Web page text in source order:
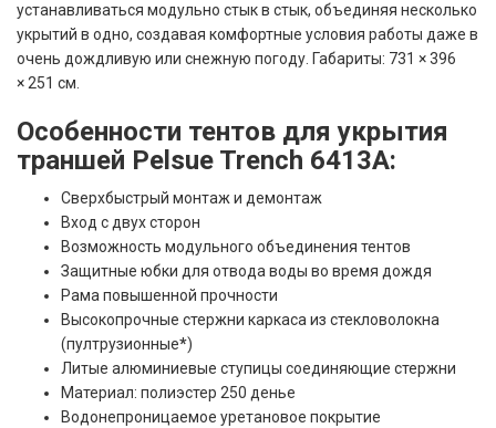
устанавливаться модульно стык в стык, объединяя несколько
укрытий в одно, создавая комфортные условия работы даже в
очень дождливую или снежную погоду. Габариты: 731 × 396
× 251 см.
Особенности тентов для укрытия
траншей Pelsue Trench 6413A:
Сверхбыстрый монтаж и демонтаж
Вход с двух сторон
Возможность модульного объединения тентов
Защитные юбки для отвода воды во время дождя
Рама повышенной прочности
Высокопрочные стержни каркаса из стекловолокна
(пултрузионные*)
Литые алюминиевые ступицы соединяющие стержни
Материал: полиэстер 250 денье
Водонепроницаемое уретановое покрытие